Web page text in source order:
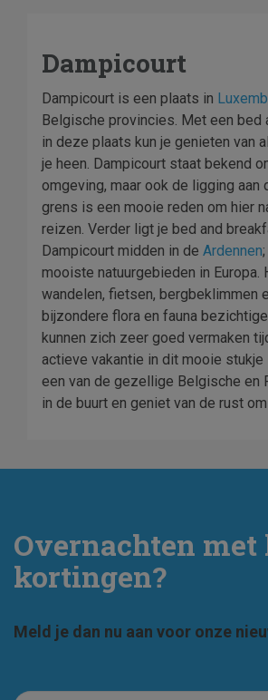
Dampicourt
Dampicourt is een plaats in
Belgische provincies. Met een bed
in deze plaats kun je genieten van
je heen. Dampicourt staat bekend
omgeving, maar ook de ligging aan
grens is een mooie reden om hier
reizen. Verder ligt je bed and
Dampicourt midden in de Ardennen
mooiste natuurgebieden in Europa.
wandelen, fietsen, bergbeklimmen
bijzondere flora en fauna
kunnen zich zeer goed vermaken
actieve vakantie in dit mooie
een van de gezellige Belgische en
in de buurt en geniet van de rust
Overnachten met
kortingen?
Meld je dan nu aan voor onze